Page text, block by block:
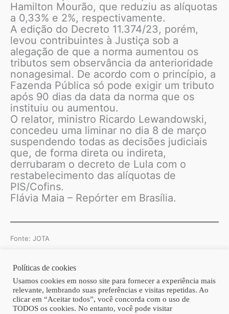
Hamilton Mourão, que reduziu as alíquotas
a 0,33% e 2%, respectivamente.
A edição do Decreto 11.374/23, porém,
levou contribuintes à Justiça sob a
alegação de que a norma aumentou os
tributos sem observância da anterioridade
nonagesimal. De acordo com o princípio, a
Fazenda Pública só pode exigir um tributo
após 90 dias da data da norma que os
instituiu ou aumentou.
O relator, ministro Ricardo Lewandowski,
concedeu uma liminar no dia 8 de março
suspendendo todas as decisões judiciais
que, de forma direta ou indireta,
derrubaram o decreto de Lula com o
restabelecimento das alíquotas de
PIS/Cofins.
Flávia Maia – Repórter em Brasília.
Fonte: JOTA
Copyright © 2026 | Homero Costa Advogados
Políticas de cookies
Usamos cookies em nosso site para fornecer a experiência mais
relevante, lembrando suas preferências e visitas repetidas. Ao
clicar em “Aceitar todos”, você concorda com o uso de
TODOS os cookies. No entanto, você pode visitar